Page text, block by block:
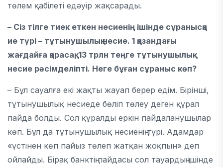
төлем қабілеті едәуір жақсарады.
– Сіз тілге тиек еткен несиенің ішінде сұранысқа
ие түрі – тұтынушылық несие. 1 қазандағы
жағдайға қарасақ, 13 трлн теңге тұтынушылық
несие рәсімделіпті. Неге бұған сұраныс көп?
– Бұл сауалға екі жақты жауап берер едім. Бірінші,
тұтынушылық несиеде бөліп төлеу деген құрал
пайда болды. Сол құралды еркін пайдаланушылар
көп. Бұл да тұтынушылық несиенің түрі. Адамдар
«үстінен көп пайыз төлеп жатқан жоқпын» деп
ойлайды. Бірақ банктің пайдасы сол тауардың ішінде